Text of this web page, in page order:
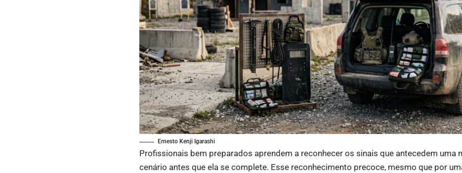
Ernesto Kenji Igarashi
Profissionais bem preparados aprendem a reconhecer os sinais que antecedem uma
cenário antes que ela se complete. Esse reconhecimento precoce, mesmo que por